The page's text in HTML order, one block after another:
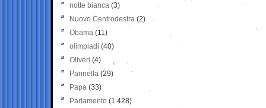
notte bianca (3)
Nuovo Centrodestra (2)
Obama (11)
olimpiadi (40)
Oliveri (4)
Pannella (29)
Papa (33)
Parlamento (1.428)